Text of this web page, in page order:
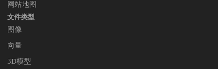
网站地图
文件类型
图像
向量
3D模型